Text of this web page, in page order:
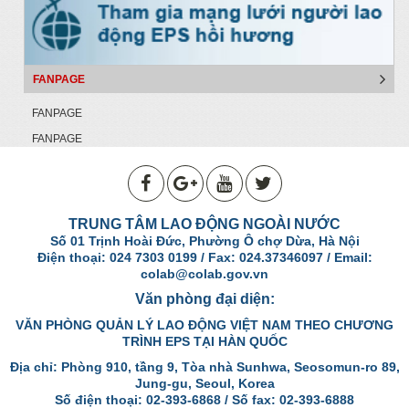
FANPAGE
FANPAGE
FANPAGE
TRUNG TÂM LAO ĐỘNG NGOÀI NƯỚC
Số 01 Trịnh Hoài Đức, Phường Ô chợ Dừa, Hà Nội
Điện thoại: 024 7303 0199 / Fax: 024.37346097 / Email:
colab@colab.gov.vn
Văn phòng đại diện:
VĂN PHÒNG QUẢN LÝ LAO ĐỘNG VIỆT NAM THEO CHƯƠNG
TRÌNH EPS TẠI HÀN QUỐC
Địa chỉ: Phòng 910, tầng 9, Tòa nhà Sunhwa, Seosomun-ro 89,
Jung-gu, Seoul, Korea
Số điện thoại: 02-393-6868 / Số fax: 02-393-6888